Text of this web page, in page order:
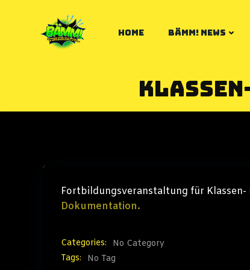
HOME BÄMM! NEWS
Fortbildungsveranstaltung für
Dokumentation.
Categories:
No Category
Tags:
No Tag